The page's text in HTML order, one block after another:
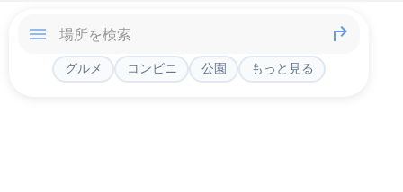
グルメ コンビニ 公園 もっと見る